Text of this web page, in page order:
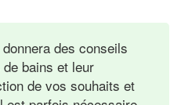
des conseils
bains et leur
de vos souhaits et